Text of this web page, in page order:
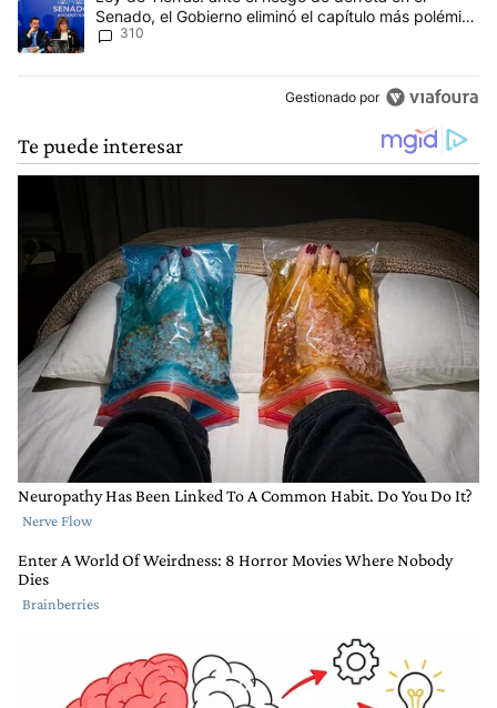
Senado, el Gobierno eliminó el capítulo más polémico
del proyecto
310
Gestionado por